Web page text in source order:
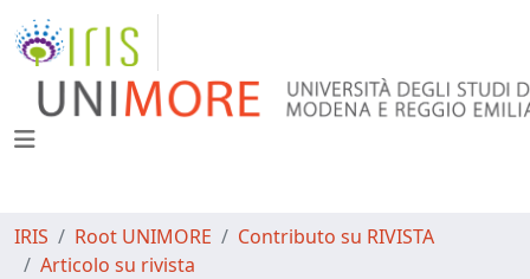
IRIS Root UNIMORE
Contributo su RIVISTA
Articolo su rivista